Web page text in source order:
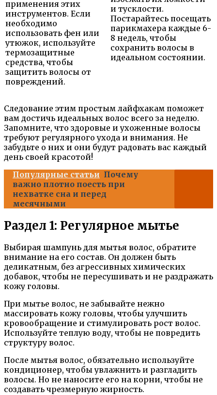
применения этих
инструментов. Если
необходимо
использовать фен или
утюжок, используйте
термозащитные
средства, чтобы
защитить волосы от
повреждений.
и тусклости.
Постарайтесь посещать
парикмахера каждые 6-
8 недель, чтобы
сохранить волосы в
идеальном состоянии.
Следование этим простым лайфхакам поможет
вам достичь идеальных волос всего за неделю.
Запомните, что здоровые и ухоженные волосы
требуют регулярного ухода и внимания. Не
забудьте о них и они будут радовать вас каждый
день своей красотой!
Популярные статьи Почему
важно плотно поесть при
нехватке сна и перед
месячными
Раздел 1: Регулярное мытье
Выбирая шампунь для мытья волос, обратите
внимание на его состав. Он должен быть
деликатным, без агрессивных химических
добавок, чтобы не пересушивать и не раздражать
кожу головы.
При мытье волос, не забывайте нежно
массировать кожу головы, чтобы улучшить
кровообращение и стимулировать рост волос.
Используйте теплую воду, чтобы не повредить
структуру волос.
После мытья волос, обязательно используйте
кондиционер, чтобы увлажнить и разгладить
волосы. Но не наносите его на корни, чтобы не
создавать чрезмерную жирность.